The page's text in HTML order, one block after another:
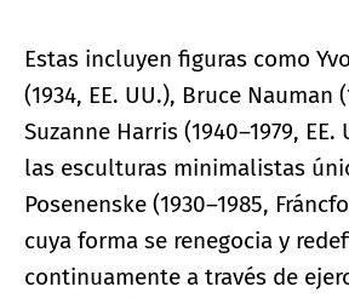
Estas incluyen figuras como
(1934, EE. UU.), Bruce Nauman
Suzanne Harris (1940–1979, EE.
las esculturas minimalistas
Posenenske (1930–1985,
cuya forma se renegocia y
continuamente a través de